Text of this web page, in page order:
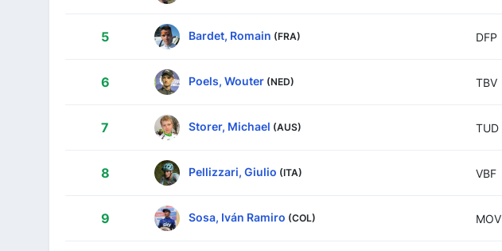
5 Bardet, Romain (FRA) DFP
6 Poels, Wouter (NED) TBV
7 Storer, Michael (AUS) TUD
8 Pellizzari, Giulio (ITA) VBF
9 Sosa, Iván Ramiro (COL) MOV